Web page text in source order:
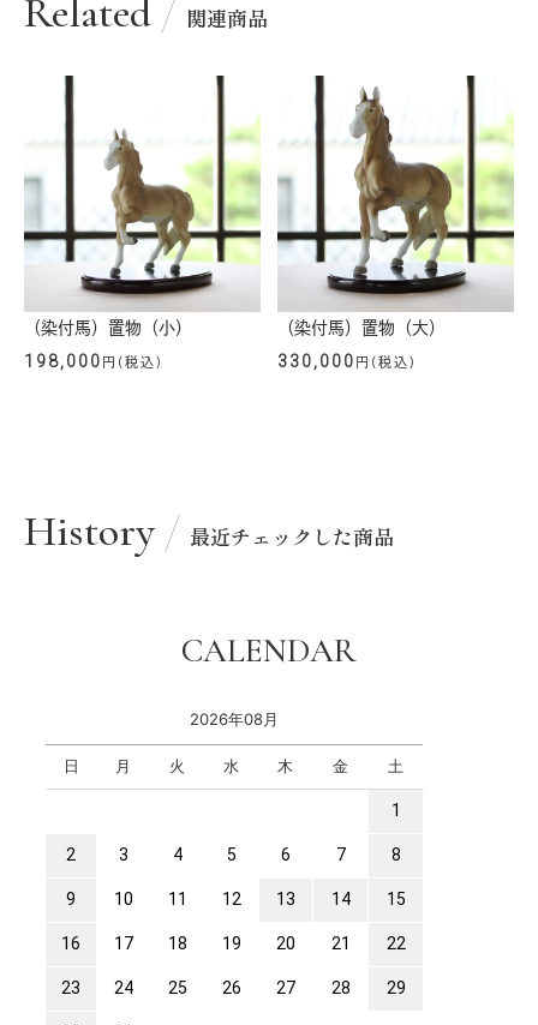
Related 関連商品
（染付馬）置物（小）
198,000 円(税込)
（染付馬）置物（大）
330,000 円(税込)
History 最近チェックした商品
CALENDAR